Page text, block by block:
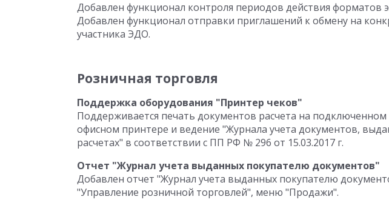
Добавлен функционал контроля периодов действия форматов
Добавлен функционал отправки приглашений к обмену на
участника ЭДО.
Розничная торговля
Поддержка оборудования "Принтер чеков"
Поддерживается печать документов расчета на
офисном принтере и ведение "Журнала учета документов,
расчетах" в соответствии с ПП РФ № 296 от 15.03.2017 г.
Отчет "Журнал учета выданных покупателю документов"
Добавлен отчет "Журнал учета выданных покупателю
"Управление розничной торговлей", меню "Продажи".